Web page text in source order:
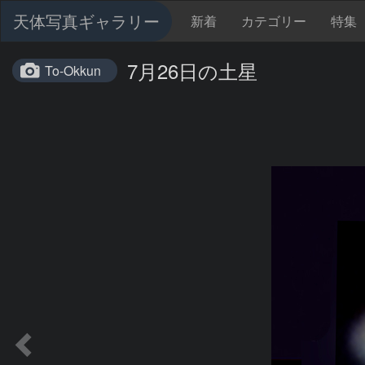
天体写真ギャラリー 新着 カテゴリー 特集
To-Okkun 7月26日の土星